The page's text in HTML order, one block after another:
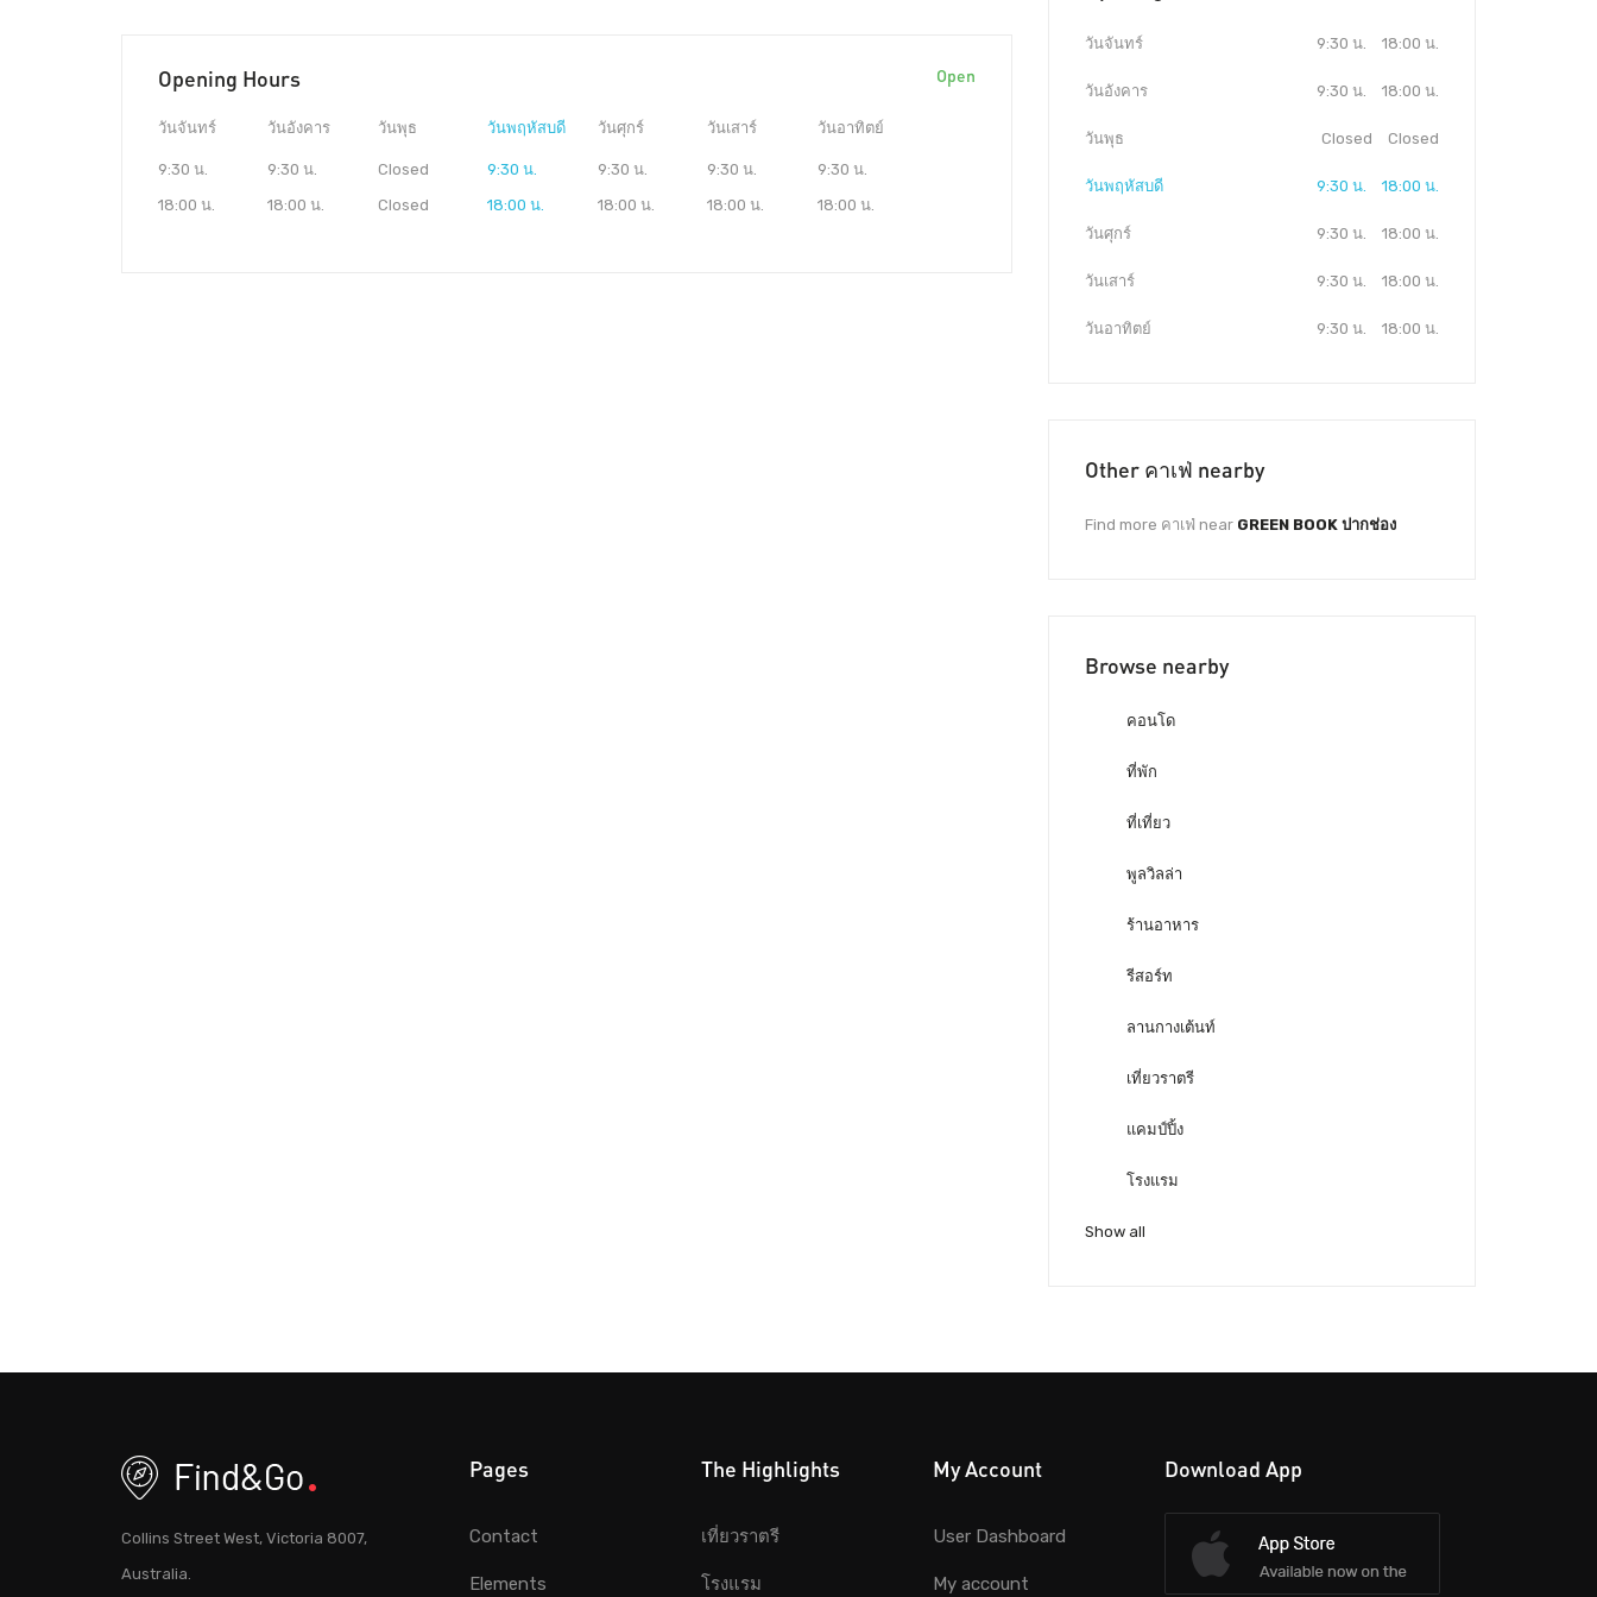
Opening Hours Open
วันจันทร์
9:30 น.
18:00 น.
วันอังคาร
9:30 น.
18:00 น.
วันพุธ
Closed
Closed
วันพฤหัสบดี
9:30 น.
18:00 น.
วันศุกร์
9:30 น.
18:00 น.
วันเสาร์
9:30 น.
18:00 น.
วันอาทิตย์
9:30 น.
18:00 น.
วันจันทร์ 9:30 น. 18:00 น.
วันอังคาร 9:30 น. 18:00 น.
วันพุธ Closed Closed
วันพฤหัสบดี 9:30 น. 18:00 น.
วันศุกร์ 9:30 น. 18:00 น.
วันเสาร์ 9:30 น. 18:00 น.
วันอาทิตย์ 9:30 น. 18:00 น.
Other คาเฟ่ nearby
Find more คาเฟ่ near GREEN BOOK ปากช่อง
Browse nearby
คอนโด
ที่พัก
ที่เที่ยว
พูลวิลล่า
ร้านอาหาร
รีสอร์ท
ลานกางเต้นท์
เที่ยวราตรี
แคมป์ปิ้ง
โรงแรม
Show all
Collins Street West, Victoria 8007,
Australia.
Pages
Contact
Elements
The Highlights
เที่ยวราตรี
โรงแรม
My Account
User Dashboard
My account
Download App